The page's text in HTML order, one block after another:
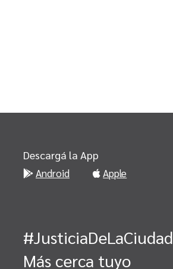
Descargá la App
Android Apple
#JusticiaDeLaCiudad
Más cerca tuyo